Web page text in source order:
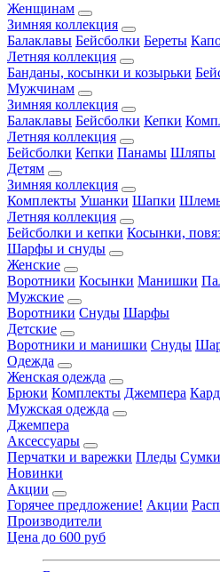
Женщинам
Зимняя коллекция
Балаклавы Бейсболки Береты
Летняя коллекция
Банданы, косынки и козырьки
Мужчинам
Зимняя коллекция
Балаклавы Бейсболки Кепки
Летняя коллекция
Бейсболки Кепки Панамы Шляпы
Детям
Зимняя коллекция
Комплекты Ушанки Шапки
Летняя коллекция
Бейсболки и кепки Косынки,
Шарфы и снуды
Женские
Воротники Косынки Манишки
Мужские
Воротники Снуды Шарфы
Детские
Воротники и манишки Снуды
Одежда
Женская одежда
Брюки Комплекты Джемпера
Мужская одежда
Джемпера
Аксессуары
Перчатки и варежки Пледы Сумки
Новинки
Акции
Горячее предложение! Акции
Производители
Цена до 600 руб